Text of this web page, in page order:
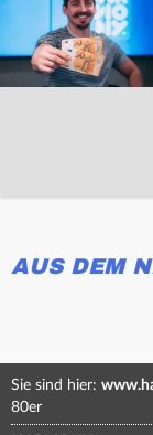
AUS DEM
Sie sind hier:
80er